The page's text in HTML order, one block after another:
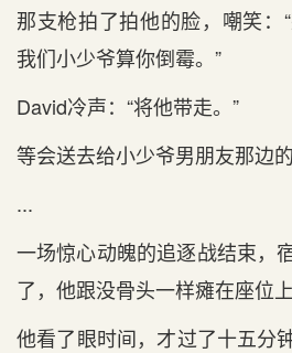
那支枪拍了拍他的脸，嘲笑：
我们小少爷算你倒霉。”
David冷声：“将他带走。”
等会送去给小少爷男朋友那边的
...
一场惊心‌动魄的追逐战结束，
了，他跟没骨头‌一样瘫在座位上
他看了眼时间，才‌过了十五分